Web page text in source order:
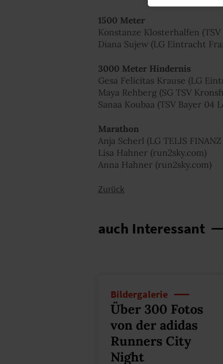
1500 Meter
Konstanze Klosterhalfen
Diana Sujew (LG Eintracht
3000 Meter Hindernis
Gesa Felicitas Krause (LG
Maya Rehberg (SG TSV
Sanaa Koubaa (TSV Bayer 04
Marathon
Anja Scherl (LG TELIS
Lisa Hahner (run2sky.com)
Anna Hahner (run2sky.com)
Zurück
auch Interessant
Bildergalerie
Über 300 Fotos
von der adidas
Runners City
Night